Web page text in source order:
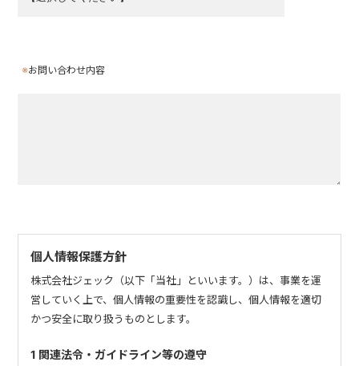
※お問い合わせ内容
個人情報保護方針
株式会社ジェック（以下「当社」といいます。）は、事業を運
営していく上で、個人情報の重要性を認識し、個人情報を適切
かつ安全に取り扱うものとします。
1 関連法令・ガイドライン等の遵守